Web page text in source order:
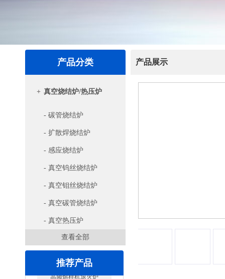
产品分类
+ 真空烧结炉/热压炉
- 碳管烧结炉
- 扩散焊烧结炉
- 感应烧结炉
- 真空钨丝烧结炉
- 真空钼丝烧结炉
- 真空碳管烧结炉
- 真空热压炉
查看全部
推荐产品
产品展示